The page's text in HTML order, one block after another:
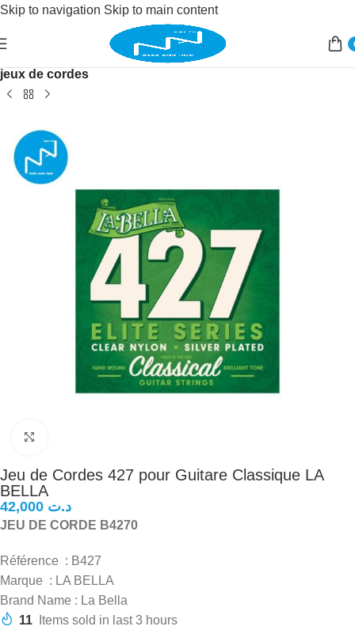
Skip to navigation Skip to main content
Instruments de musique/ instruments à cordes
jeux de cordes
Jeu de Cordes 427 pour Guitare Classique LA
BELLA
د.ت
JEU DE CORDE B4270
Référence : B427
Marque : LA BELLA
Brand Name : La Bella
11
Items sold in last 3 hours